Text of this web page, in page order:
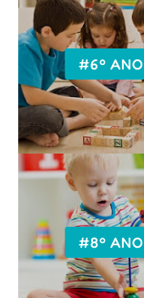
#6º ANO
#8º ANO